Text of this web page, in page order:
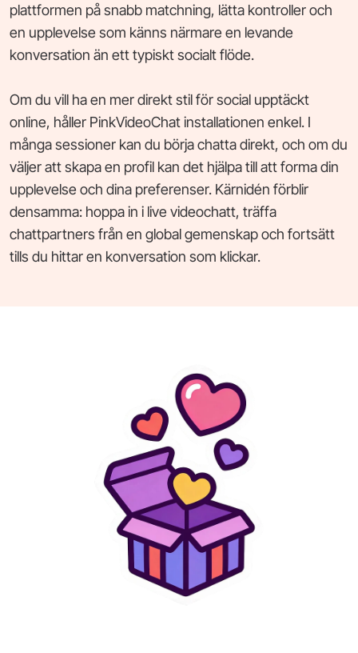
plattformen på snabb matchning, lätta kontroller och
en upplevelse som känns närmare en levande
konversation än ett typiskt socialt flöde.
Om du vill ha en mer direkt stil för social upptäckt
online, håller PinkVideoChat installationen enkel. I
många sessioner kan du börja chatta direkt, och om du
väljer att skapa en profil kan det hjälpa till att forma din
upplevelse och dina preferenser. Kärnidén förblir
densamma: hoppa in i live videochatt, träffa
chattpartners från en global gemenskap och fortsätt
tills du hittar en konversation som klickar.